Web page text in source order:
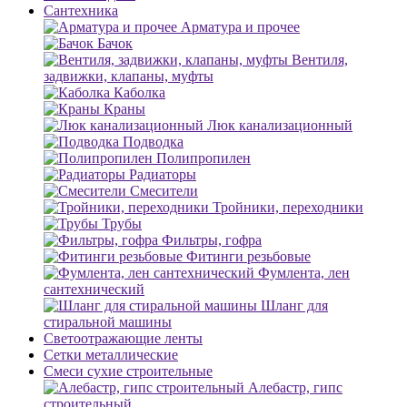
Сантехника
Арматура и прочее
Бачок
Вентиля,
задвижки, клапаны, муфты
Каболка
Краны
Люк канализационный
Подводка
Полипропилен
Радиаторы
Смесители
Тройники, переходники
Трубы
Фильтры, гофра
Фитинги резьбовые
Фумлента, лен
сантехнический
Шланг для
стиральной машины
Светоотражающие ленты
Сетки металлические
Смеси сухие строительные
Алебастр, гипс
строительный